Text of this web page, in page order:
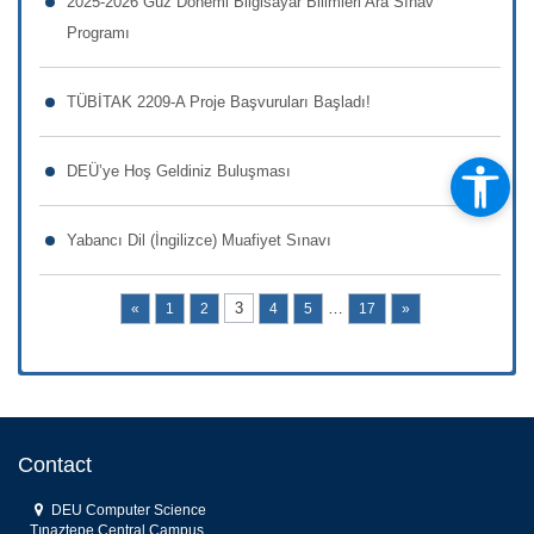
Programı
TÜBİTAK 2209-A Proje Başvuruları Başladı!
DEÜ’ye Hoş Geldiniz Buluşması
Yabancı Dil (İngilizce) Muafiyet Sınavı
« 1 2 3 4 5 … 17 »
Contact
DEU Computer Science
Tınaztepe Central Campus